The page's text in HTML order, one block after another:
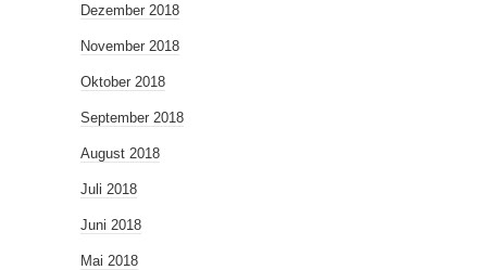
Dezember 2018
November 2018
Oktober 2018
September 2018
August 2018
Juli 2018
Juni 2018
Mai 2018